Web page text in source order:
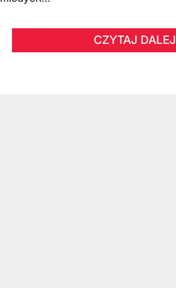
CZYTAJ DALEJ